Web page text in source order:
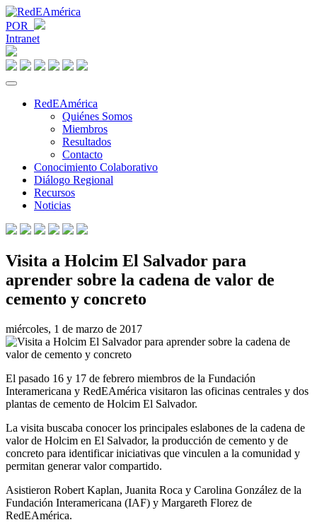
POR
Intranet
RedEAmérica
Quiénes Somos
Miembros
Resultados
Contacto
Conocimiento Colaborativo
Diálogo Regional
Recursos
Noticias
Visita a Holcim El Salvador para
aprender sobre la cadena de valor de
cemento y concreto
miércoles, 1 de marzo de 2017
El pasado 16 y 17 de febrero miembros de la Fundación
Interamericana y RedEAmérica visitaron las oficinas centrales y dos
plantas de cemento de Holcim El Salvador.
La visita buscaba conocer los principales eslabones de la cadena de
valor de Holcim en El Salvador, la producción de cemento y de
concreto para identificar iniciativas que vinculen a la comunidad y
permitan generar valor compartido.
Asistieron Robert Kaplan, Juanita Roca y Carolina González de la
Fundación Interamericana (IAF) y Margareth Florez de
RedEAmérica.